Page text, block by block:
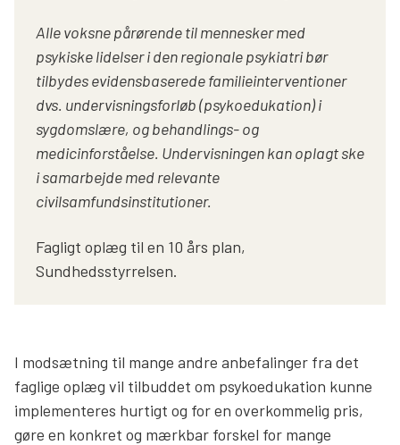
Alle voksne pårørende til mennesker med
psykiske lidelser i den regionale psykiatri bør
tilbydes evidensbaserede familieinterventioner
dvs. undervisningsforløb (psykoedukation) i
sygdomslære, og behandlings- og
medicinforståelse. Undervisningen kan oplagt ske
i samarbejde med relevante
civilsamfundsinstitutioner.
Fagligt oplæg til en 10 års plan,
Sundhedsstyrrelsen.
I modsætning til mange andre anbefalinger fra det
faglige oplæg vil tilbuddet om psykoedukation kunne
implementeres hurtigt og for en overkommelig pris,
gøre en konkret og mærkbar forskel for mange